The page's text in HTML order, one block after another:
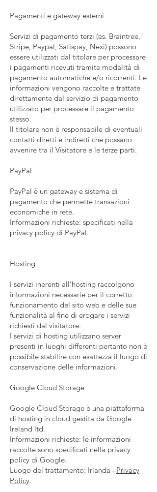
Pagamenti e gateway esterni
Servizi di pagamento terzi (es. Braintree,
Stripe, Paypal, Satispay, Nexi) possono
essere utilizzati dal titolare per processare
i pagamenti ricevuti tramite modalità di
pagamento automatiche e/o ricorrenti. Le
informazioni vengono raccolte e trattate
direttamente dal servizio di pagamento
utilizzato per processare il pagamento
stesso.
Il titolare non è responsabile di eventuali
contatti diretti e indiretti che possano
avvenire tra il Visitatore e le terze parti.
PayPal
PayPal è un gateway e sistema di
pagamento che permette transazioni
economiche in rete.
Informazioni richieste: specificati nella
privacy policy di PayPal.
Hosting
I servizi inerenti all’hosting raccolgono
informazioni necessarie per il corretto
funzionamento del sito web e delle sue
funzionalità al fine di erogare i servizi
richiesti dal visitatore.
I servizi di hosting utilizzano server
presenti in luoghi differenti pertanto non è
possibile stabilire con esattezza il luogo di
conservazione delle informazioni.
Google Cloud Storage
Google Cloud Storage è una piattaforma
di hosting in cloud gestita da Google
Ireland ltd.
Informazioni richieste: le informazioni
raccolte sono specificati nella privacy
policy di Google.
Luogo del trattamento: Irlanda –Privacy
Policy.